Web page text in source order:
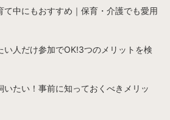
て中にもおすすめ｜保育・介護でも愛用
い人だけ参加でOK!3つのメリットを検
いたい！事前に知っておくべきメリッ